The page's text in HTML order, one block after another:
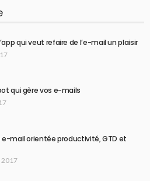
qui veut refaire de l’e-mail un plaisir
qui gère vos e-mails
e-mail orientée productivité, GTD et
2017